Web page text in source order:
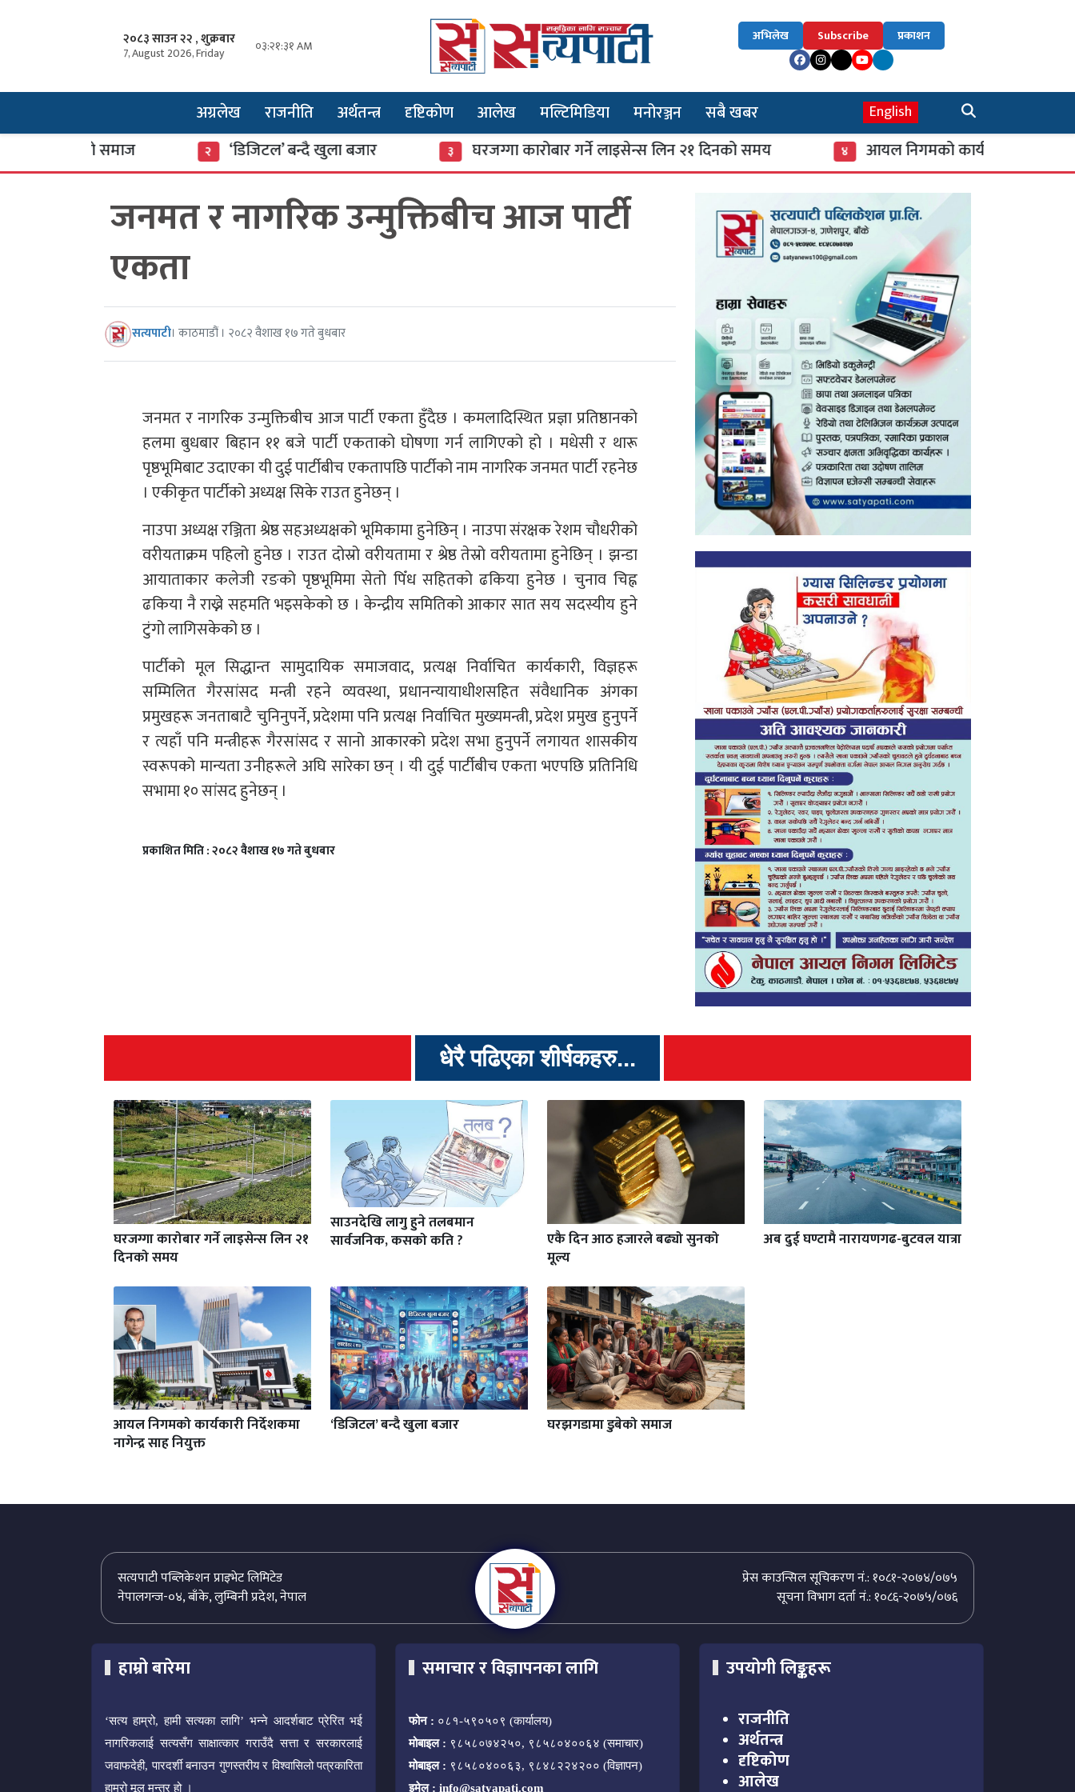
२०८३ साउन २२ , शुक्रबार
7, August 2026, Friday ०३:२१:३२ AM
अभिलेख Subscribe प्रकाशन
अग्रलेख राजनीति अर्थतन्त्र दृष्टिकोण आलेख मल्टिमिडिया मनोरञ्जन सबै खबर English
‘डिजिटल’ बन्दै खुला बजार घरजग्गा कारोबार गर्ने लाइसेन्स लिन २१ दिनको समय आयल निगमको कार्यकारी निर्देशकमा
जनमत र नागरिक उन्मुक्तिबीच आज पार्टी
एकता
सत्यपाटी। काठमाडौं । २०८२ वैशाख १७ गते बुधबार
जनमत र नागरिक उन्मुक्तिबीच आज पार्टी एकता हुँदैछ । कमलादिस्थित प्रज्ञा प्रतिष्ठानको
हलमा बुधबार बिहान ११ बजे पार्टी एकताको घोषणा गर्न लागिएको हो । मधेसी र थारू
पृष्ठभूमिबाट उदाएका यी दुई पार्टीबीच एकतापछि पार्टीको नाम नागरिक जनमत पार्टी रहनेछ
। एकीकृत पार्टीको अध्यक्ष सिके राउत हुनेछन् ।
नाउपा अध्यक्ष रञ्जिता श्रेष्ठ सहअध्यक्षको भूमिकामा हुनेछिन् । नाउपा संरक्षक रेशम चौधरीको
वरीयताक्रम पहिलो हुनेछ । राउत दोस्रो वरीयतामा र श्रेष्ठ तेस्रो वरीयतामा हुनेछिन् । झन्डा
आयाताकार कलेजी रङको पृष्ठभूमिमा सेतो पिँध सहितको ढकिया हुनेछ । चुनाव चिह्न
ढकिया नै राख्ने सहमति भइसकेको छ । केन्द्रीय समितिको आकार सात सय सदस्यीय हुने
टुंगो लागिसकेको छ ।
पार्टीको मूल सिद्धान्त सामुदायिक समाजवाद, प्रत्यक्ष निर्वाचित कार्यकारी, विज्ञहरू
सम्मिलित गैरसांसद मन्त्री रहने व्यवस्था, प्रधानन्यायाधीशसहित संवैधानिक अंगका
प्रमुखहरू जनताबाटै चुनिनुपर्ने, प्रदेशमा पनि प्रत्यक्ष निर्वाचित मुख्यमन्त्री, प्रदेश प्रमुख हुनुपर्ने
र त्यहाँ पनि मन्त्रीहरू गैरसांसद र सानो आकारको प्रदेश सभा हुनुपर्ने लगायत शासकीय
स्वरूपको मान्यता उनीहरूले अघि सारेका छन् । यी दुई पार्टीबीच एकता भएपछि प्रतिनिधि
सभामा १० सांसद हुनेछन् ।
प्रकाशित मिति : २०८२ वैशाख १७ गते बुधबार
धेरै पढिएका शीर्षकहरु...
घरजग्गा कारोबार गर्ने लाइसेन्स लिन २१
दिनको समय
साउनदेखि लागु हुने तलबमान
सार्वजनिक, कसको कति ?
एकै दिन आठ हजारले बढ्यो सुनको
मूल्य
अब दुई घण्टामै नारायणगढ-बुटवल यात्रा
आयल निगमको कार्यकारी निर्देशकमा
नागेन्द्र साह नियुक्त
‘डिजिटल’ बन्दै खुला बजार घरझगडामा डुबेको समाज
प्रेस काउन्सिल सूचिकरण नं.: १०८१-२०७४/०७५
सत्यपाटी पब्लिकेशन प्राइभेट लिमिटेड
सूचना विभाग दर्ता नं.: १०८६-२०७५/०७६
नेपालगन्ज-०४, बाँके, लुम्बिनी प्रदेश, नेपाल
हाम्रो बारेमा
‘सत्य हाम्रो, हामी सत्यका लागि’ भन्ने आदर्शबाट प्रेरित भई
नागरिकलाई सत्यसँग साक्षात्कार गराउँदै सत्ता र सरकारलाई
जवाफदेही, पारदर्शी बनाउन गुणस्तरीय र विश्वासिलो पत्रकारिता
हाम्रो मूल मन्त्र हो ।
समाचार र विज्ञापनका लागि
फोन : ०८१-५९०५०९ (कार्यालय)
मोबाइल : ९८५८०७४२५०, ९८५८०४००६४ (समाचार)
मोबाइल : ९८५८०४००६३, ९८४८२२४२०० (विज्ञापन)
इमेल : info@satyapati.com
उपयोगी लिङ्कहरू
राजनीति
अर्थतन्त्र
दृष्टिकोण
आलेख